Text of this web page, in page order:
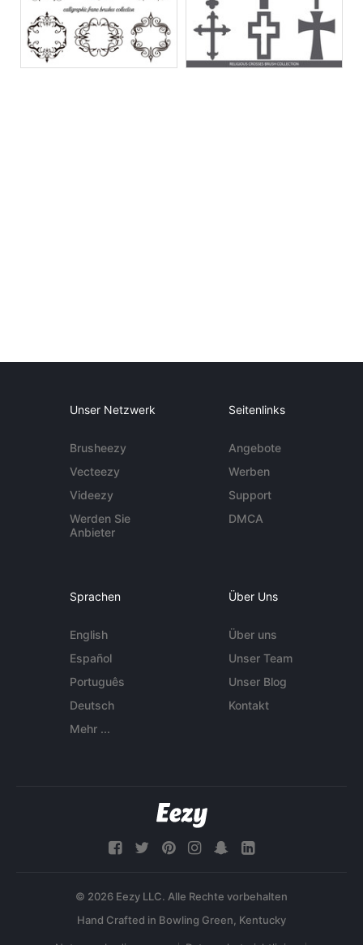
Unser Netzwerk
Brusheezy
Vecteezy
Videezy
Werden Sie
Anbieter
Seitenlinks
Angebote
Werben
Support
DMCA
Sprachen
English
Español
Português
Deutsch
Mehr ...
Über Uns
Über uns
Unser Team
Unser Blog
Kontakt
© 2026 Eezy LLC. Alle Rechte vorbehalten